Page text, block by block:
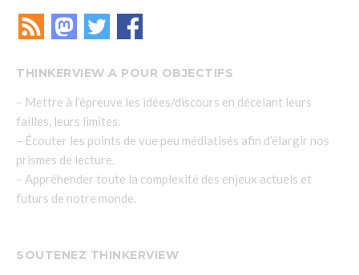
THINKERVIEW A POUR OBJECTIFS
– Mettre à l’épreuve les idées/discours en décelant leurs
failles, leurs limites.
– Écouter les points de vue peu médiatisés afin d’élargir nos
prismes de lecture.
– Appréhender toute la complexité des enjeux actuels et
futurs de notre monde.
SOUTENEZ THINKERVIEW